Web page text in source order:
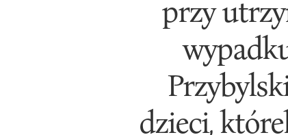
przy
dzieci,